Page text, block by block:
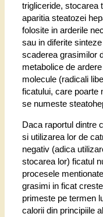
trigliceride, stocarea
aparitia steatozei
folosite in arderile
sau in diferite
scaderea grasimilor
metabolice de
molecule (radicali
ficatului, care poarte
se numeste
Daca raportul dintre
si utilizarea lor de
negativ (adica
stocarea lor) ficatul
procesele
grasimi in ficat
primeste pe termen
calorii din principiile